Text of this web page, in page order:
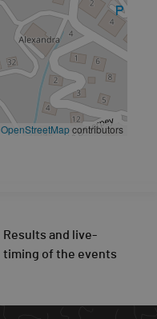
OpenStreetMapcontributors
Results and live-
timing of the events